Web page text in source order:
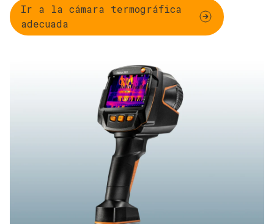
Ir a la cámara termográfica
adecuada